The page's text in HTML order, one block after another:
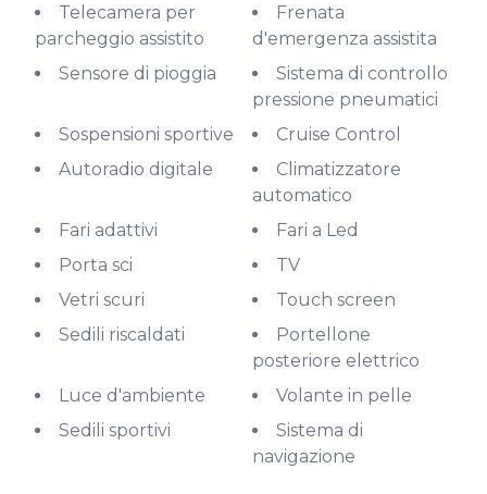
Telecamera per
parcheggio assistito
Frenata
d'emergenza assistita
Sensore di pioggia
Sistema di controllo
pressione pneumatici
Sospensioni sportive
Cruise Control
Autoradio digitale
Climatizzatore
automatico
Fari adattivi
Fari a Led
Porta sci
TV
Vetri scuri
Touch screen
Sedili riscaldati
Portellone
posteriore elettrico
Luce d'ambiente
Volante in pelle
Sedili sportivi
Sistema di
navigazione